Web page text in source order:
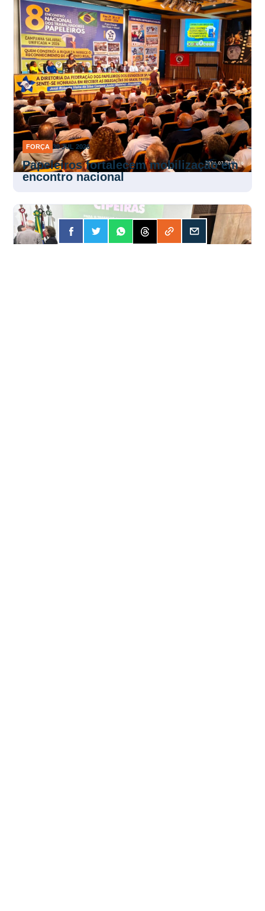
FORÇA 30 JUL 2026
Papeleiros fortalecem mobilização em
encontro nacional